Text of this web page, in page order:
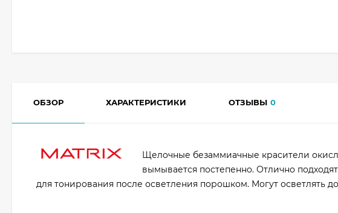
ОБЗОР ХАРАКТЕРИСТИКИ ОТЗЫВЫ 0
Щелочные безаммиачные красители
вымывается постепенно. Отлично
для тонирования после осветления порошком. Могут осветлять